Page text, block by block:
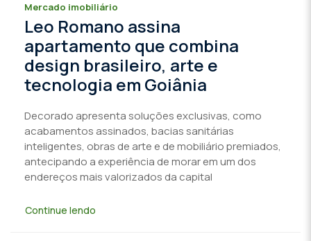
Mercado imobiliário
Leo Romano assina
apartamento que combina
design brasileiro, arte e
tecnologia em Goiânia
Decorado apresenta soluções exclusivas, como
acabamentos assinados, bacias sanitárias
inteligentes, obras de arte e de mobiliário premiados,
antecipando a experiência de morar em um dos
endereços mais valorizados da capital
Continue lendo